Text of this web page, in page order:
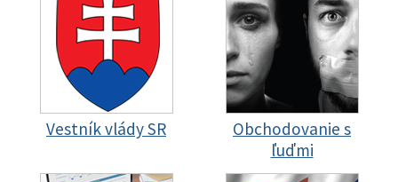
Vestník vlády SR
Obchodovanie s
ľuďmi